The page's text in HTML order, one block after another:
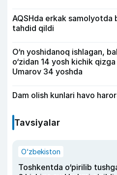
AQSHda erkak
tahdid qildi
O‘n yoshidanoq ishlagan,
o‘zidan 14 yosh kichik
Umarov 34 yoshda
Dam olish kunlari havo
Tavsiyalar
O‘zbekiston
Toshkentda o‘pirilib